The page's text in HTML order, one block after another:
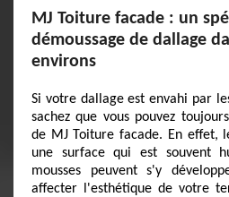
MJ Toiture facade : un
démoussage de dallage
environs
Si votre dallage est envahi par
sachez que vous pouvez
de MJ Toiture facade. En effet,
une surface qui est souvent
mousses peuvent s'y
affecter l'esthétique de votre